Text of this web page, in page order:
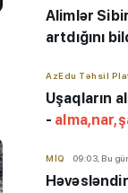
Alimlər
artdığını
AzEdu Təhsil
Uşaqların
-
MİQ 09:03, Bu